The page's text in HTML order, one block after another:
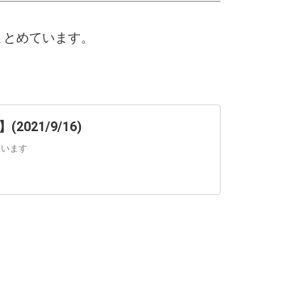
めています。
(2021/9/16)
ます